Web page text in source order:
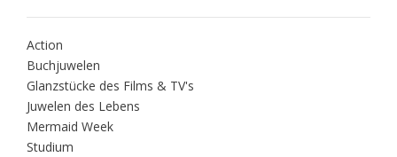
Action
Buchjuwelen
Glanzstücke des Films & TV's
Juwelen des Lebens
Mermaid Week
Studium